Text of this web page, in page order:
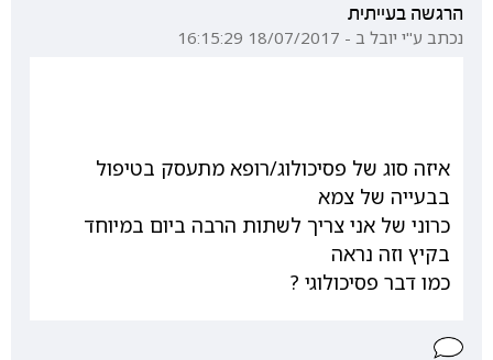
הרגשה בעייתית
נכתב ע"י יובל ב - 18/07/2017 16:15:29
איזה סוג של פסיכולוג/רופא מתעסק בטיפול
בבעייה של צמא
כרוני של אני צריך לשתות הרבה ביום במיוחד
בקיץ וזה נראה
כמו דבר פסיכולוגי ?